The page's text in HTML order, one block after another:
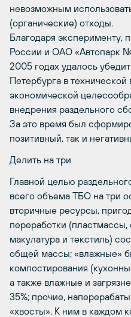
невозможным
(органические) отходы.
Благодаря эксперименту,
России и ОАО «Автопарк
2005 годах удалось
Петербурга в
экономической
внедрения раздельного
За это время был
позитивный, так и
Делить на три
Главной целью
всего объема ТБО на три
вторичные ресурсы,
переработки (пластмассы,
макулатура и текстиль)
общей массы; «влажные»
компостирования
а также влажные и
35%; прочие,
«хвосты». К ним в каждом